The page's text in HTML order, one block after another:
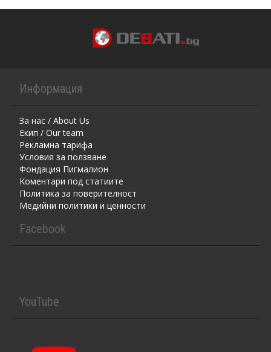
Информация
За нас / About Us
Екип / Our team
Рекламна тарифа
Условия за ползване
Фондация Пигмалион
Kоментaри под статиите
Политика за поверителност
Медийни политики и ценности
Facebook
YouTube